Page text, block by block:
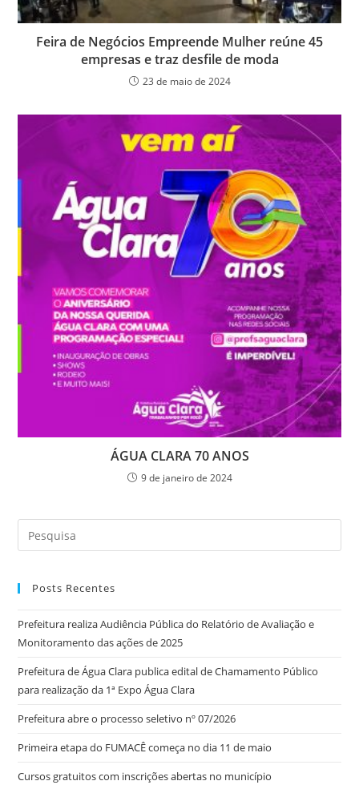
Feira de Negócios Empreende Mulher reúne 45
empresas e traz desfile de moda
23 de maio de 2024
ÁGUA CLARA 70 ANOS
9 de janeiro de 2024
Posts Recentes
Prefeitura realiza Audiência Pública do Relatório de Avaliação e
Monitoramento das ações de 2025
Prefeitura de Água Clara publica edital de Chamamento Público
para realização da 1ª Expo Água Clara
Prefeitura abre o processo seletivo nº 07/2026
Primeira etapa do FUMACÊ começa no dia 11 de maio
Cursos gratuitos com inscrições abertas no município